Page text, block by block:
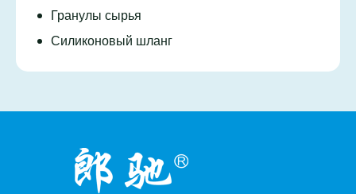
Гранулы сырья
Силиконовый шланг